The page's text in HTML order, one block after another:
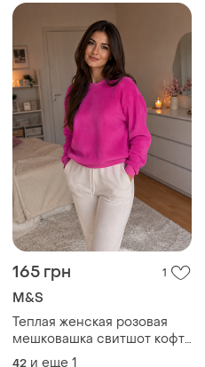
165 грн 1
M&S
Теплая женская розовая
мешковашка свитшот кофта
42-44 г
42 и еще 1